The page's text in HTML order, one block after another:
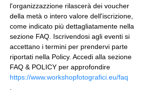
l'organizzazzione rilascerà dei voucher
della metà o intero valore dell'iscrizione,
come indicato più dettagliatamente nella
sezione FAQ. Iscrivendosi agli eventi si
accettano i termini per prendervi parte
riportati nella Policy. Accedi alla sezione
FAQ & POLICY per approfondire
https://www.workshopfotografici.eu/faq